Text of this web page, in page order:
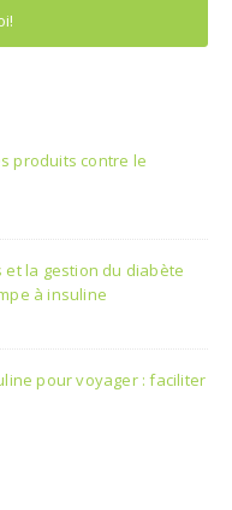
produits contre le
la gestion du diabète
à insuline
pour voyager : faciliter